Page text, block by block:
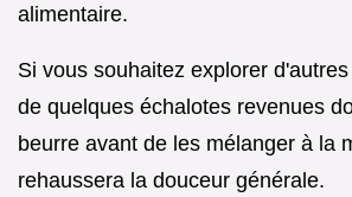
alimentaire.
Si vous souhaitez explorer
de quelques échalotes revenues
beurre avant de les mélanger à la
rehaussera la douceur générale.